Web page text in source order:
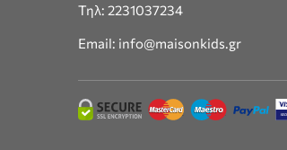
Τηλ: 2231037234
Email: info@maisonkids.gr